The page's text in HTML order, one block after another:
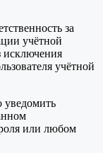
за
учётной
исключения
учётной
уведомить
или любом